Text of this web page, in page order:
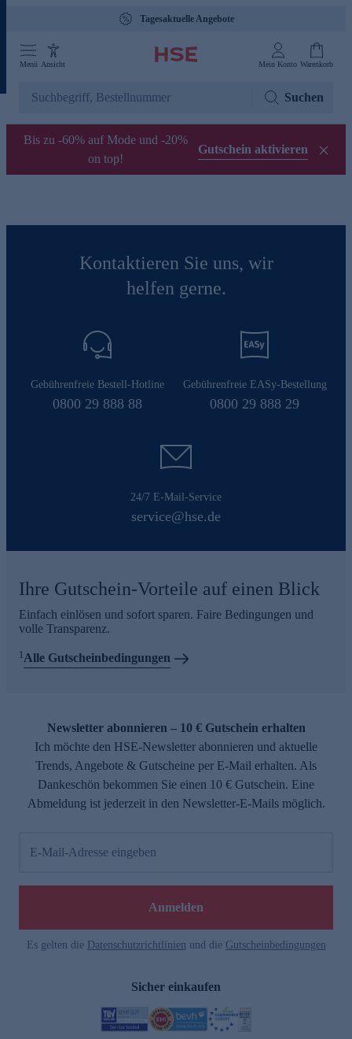
Gebührenfreie Hotline 0800 29 888 88
Tagesaktuelle Angebote
Menü Ansicht Mein Konto Warenkorb
Suchen
Bis zu -60% auf Mode und -20%
on top!
Gutschein aktivieren
Kontaktieren Sie uns, wir
helfen gerne.
Gebührenfreie Bestell-Hotline
0800 29 888 88
Gebührenfreie EASy-Bestellung
0800 29 888 29
24/7 E-Mail-Service
service@hse.de
Ihre Gutschein-Vorteile auf einen Blick
Einfach einlösen und sofort sparen. Faire Bedingungen und
volle Transparenz.
1Alle Gutscheinbedingungen
Newsletter abonnieren – 10 € Gutschein erhalten
Ich möchte den HSE-Newsletter abonnieren und aktuelle
Trends, Angebote & Gutscheine per E-Mail erhalten. Als
Dankeschön bekommen Sie einen 10 € Gutschein. Eine
Abmeldung ist jederzeit in den Newsletter-E-Mails möglich.
E-Mail-Adresse eingeben
Anmelden
Es gelten die Datenschutzrichtlinien und die Gutscheinbedingungen
Sicher einkaufen